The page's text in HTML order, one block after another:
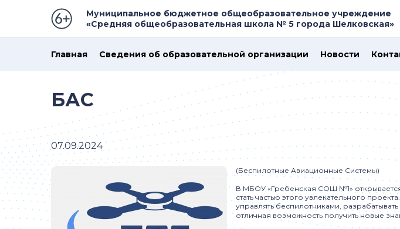
Муниципальное бюджетное общеобразовательное учреждение
«Средняя общеобразовательная школа № 5 города Шелковская»
Главная Сведения об образовательной организации Новости
БАС
07.09.2024
(Беспилотные Авиационные Системы)
В МБОУ «Гребенская СОШ №1»
стать частью этого увлекательного
управлять беспилотниками,
отличная возможность получить новые